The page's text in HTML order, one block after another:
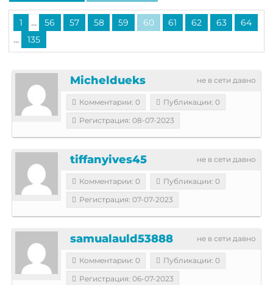
1 ... 56 57 58 59 60 61 62 63 64
... 135
не в сети давно
Micheldueks
Комментарии: 0
Публикации: 0
Регистрация: 08-07-2023
не в сети давно
tiffanyives45
Комментарии: 0
Публикации: 0
Регистрация: 07-07-2023
не в сети давно
samualauld53888
Комментарии: 0
Публикации: 0
Регистрация: 06-07-2023